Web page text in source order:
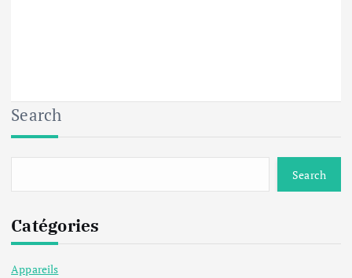
Search
Search
Catégories
Appareils